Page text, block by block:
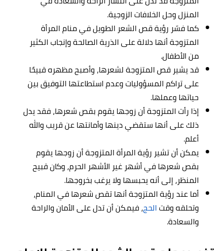
المنزل وحل الخلافات الزوجية.
كما فسّر رؤية قص الشعر الطويل في منام المرأة
المتزوجة أنها دلالة على الذرية الصالحة وإنجاب الكثير
من الأطفال.
قد يشير قص المتزوجة لشعرها، وأصبح مظهره قبيحًا
على تراكم المسؤوليات وعدم استطاعتها التوفيق بين
حياتها وعملها.
إذا رأت المتزوجة أن زوجها يقوم بقص شعرها، فقد يدل
ذلك على أنها ستقضي دينها وأمانتها عن قريب والله
أعلم.
يمكن أن تشير رؤية المرأة المتزوجة أن زوجها يقوم
بقص شعرها في أشهر غير الأشهر الحرم، وكان قبيح
المنظر، إلى أنه يحبسها ولا يرغب بخروجها.
أما عند رؤية المتزوجة أنها تقص شعرها في المنام،
وتحلقه وقتالحج، فيمكن أن تدل على الأمان والراحة
والسعادة.